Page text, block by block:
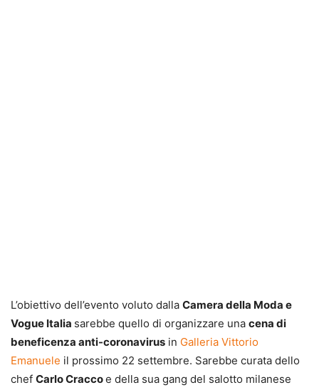
L’obiettivo dell’evento voluto dalla Camera della Moda e
Vogue Italia sarebbe quello di organizzare una cena di
beneficenza anti-coronavirus in Galleria Vittorio
Emanuele il prossimo 22 settembre. Sarebbe curata dello
chef Carlo Craccoe della sua gang del salotto milanese